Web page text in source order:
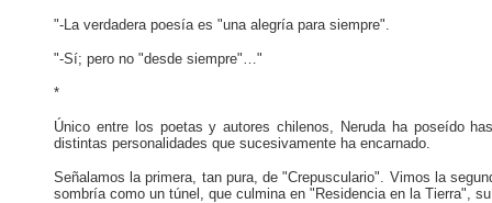
"-La verdadera poesía es "una alegría para siempre".
"-Sí; pero no "desde siempre"…"
*
Único entre los poetas y autores chilenos, Neruda ha poseído
distintas personalidades que sucesivamente ha encarnado.
Señalamos la primera, tan pura, de "Crepusculario". Vimos la
sombría como un túnel, que culmina en "Residencia en la Tierra",